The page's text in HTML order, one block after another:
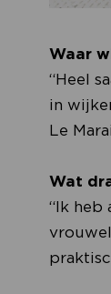
Waar
“Heel
in
Le
Wat
“Ik heb